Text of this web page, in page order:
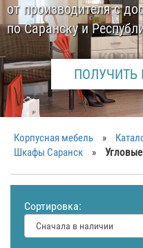
от производителя с
по Саранску и
ПОЛУЧИТЬ
Корпусная мебель »
Шкафы Саранск
»
Сортировка: